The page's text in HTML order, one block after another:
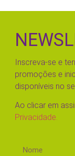
Inscreva-se e
promoções e
disponíveis no
Ao clicar em
Privacidade.